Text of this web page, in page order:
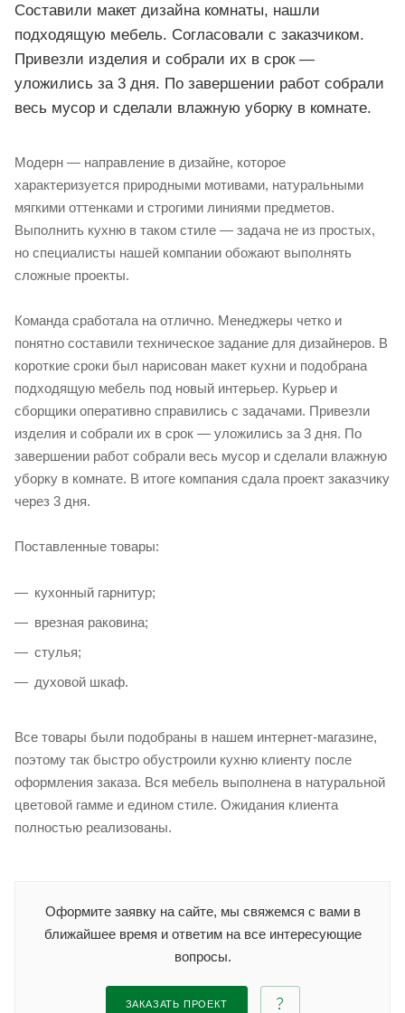
Составили макет дизайна комнаты, нашли
подходящую мебель. Согласовали с заказчиком.
Привезли изделия и собрали их в срок —
уложились за 3 дня. По завершении работ собрали
весь мусор и сделали влажную уборку в комнате.
Модерн — направление в дизайне, которое
характеризуется природными мотивами, натуральными
мягкими оттенками и строгими линиями предметов.
Выполнить кухню в таком стиле — задача не из простых,
но специалисты нашей компании обожают выполнять
сложные проекты.
Команда сработала на отлично. Менеджеры четко и
понятно составили техническое задание для дизайнеров. В
короткие сроки был нарисован макет кухни и подобрана
подходящую мебель под новый интерьер. Курьер и
сборщики оперативно справились с задачами. Привезли
изделия и собрали их в срок — уложились за 3 дня. По
завершении работ собрали весь мусор и сделали влажную
уборку в комнате. В итоге компания сдала проект заказчику
через 3 дня.
Поставленные товары:
кухонный гарнитур;
врезная раковина;
стулья;
духовой шкаф.
Все товары были подобраны в нашем интернет-магазине,
поэтому так быстро обустроили кухню клиенту после
оформления заказа. Вся мебель выполнена в натуральной
цветовой гамме и едином стиле. Ожидания клиента
полностью реализованы.
Оформите заявку на сайте, мы свяжемся с вами в
ближайшее время и ответим на все интересующие
вопросы.
ЗАКАЗАТЬ ПРОЕКТ